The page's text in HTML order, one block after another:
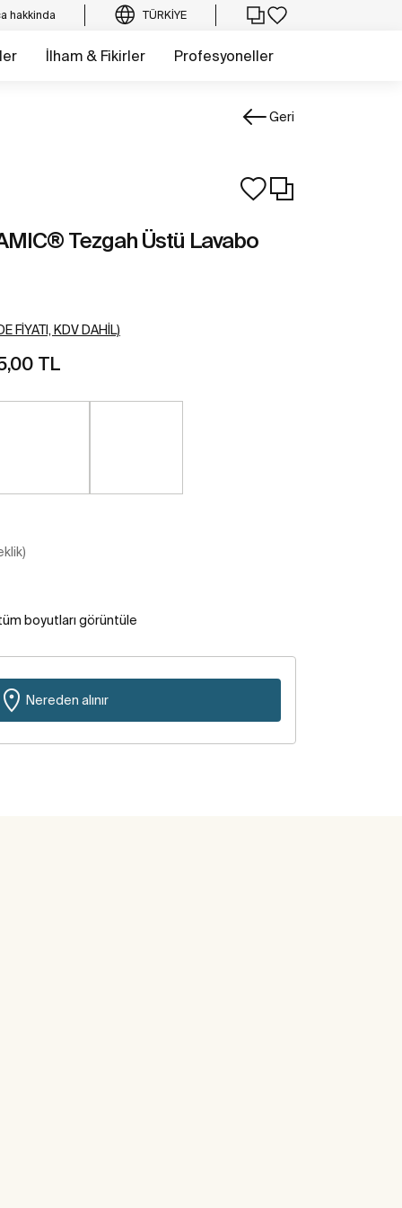
hakkinda TÜRKIYE
İlham & Fikirler Profesyoneller
Geri
Tezgah Üstü Lavabo
FIYATI, KDV DAHIL)
TL
boyutları görüntüle
Nereden alınır